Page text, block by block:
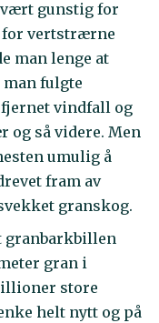
gunstig for
for vertstrærne
man lenge at
fulgte
vindfall og
så videre. Men
umulig å
fram av
granskog.
granbarkbillen
gran i
store
helt nytt og på